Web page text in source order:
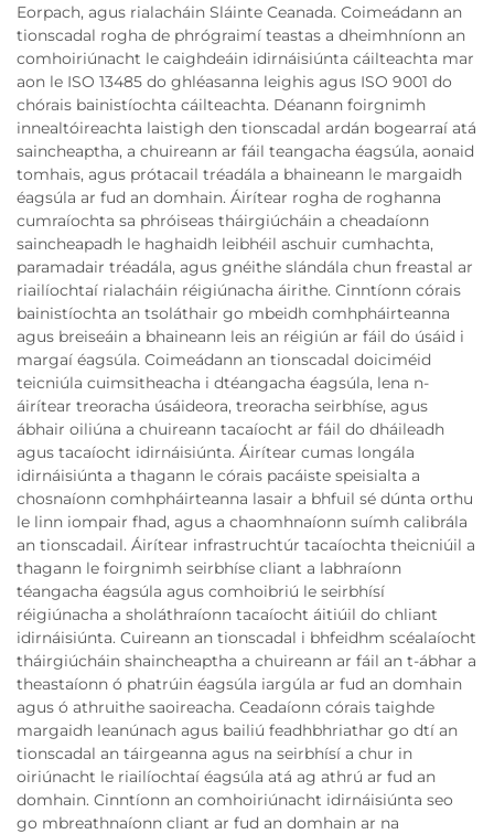
Eorpach, agus rialacháin Sláinte Ceanada. Coimeádann an
tionscadal rogha de phrógraimí teastas a dheimhníonn an
comhoiriúnacht le caighdeáin idirnáisiúnta cáilteachta mar
aon le ISO 13485 do ghléasanna leighis agus ISO 9001 do
chórais bainistíochta cáilteachta. Déanann foirgnimh
innealtóireachta laistigh den tionscadal ardán bogearraí atá
saincheaptha, a chuireann ar fáil teangacha éagsúla, aonaid
tomhais, agus prótacail tréadála a bhaineann le margaidh
éagsúla ar fud an domhain. Áirítear rogha de roghanna
cumraíochta sa phróiseas tháirgiúcháin a cheadaíonn
saincheapadh le haghaidh leibhéil aschuir cumhachta,
paramadair tréadála, agus gnéithe slándála chun freastal ar
riailíochtaí rialacháin réigiúnacha áirithe. Cinntíonn córais
bainistíochta an tsoláthair go mbeidh comhpháirteanna
agus breiseáin a bhaineann leis an réigiún ar fáil do úsáid i
margaí éagsúla. Coimeádann an tionscadal doiciméid
teicniúla cuimsitheacha i dtéangacha éagsúla, lena n-
áirítear treoracha úsáideora, treoracha seirbhíse, agus
ábhair oiliúna a chuireann tacaíocht ar fáil do dháileadh
agus tacaíocht idirnáisiúnta. Áirítear cumas longála
idirnáisiúnta a thagann le córais pacáiste speisialta a
chosnaíonn comhpháirteanna lasair a bhfuil sé dúnta orthu
le linn iompair fhad, agus a chaomhnaíonn suímh calibrála
an tionscadail. Áirítear infrastruchtúr tacaíochta theicniúil a
thagann le foirgnimh seirbhíse cliant a labhraíonn
téangacha éagsúla agus comhoibriú le seirbhísí
réigiúnacha a sholáthraíonn tacaíocht áitiúil do chliant
idirnáisiúnta. Cuireann an tionscadal i bhfeidhm scéalaíocht
tháirgiúcháin shaincheaptha a chuireann ar fáil an t-ábhar a
theastaíonn ó phatrúin éagsúla iargúla ar fud an domhain
agus ó athruithe saoireacha. Ceadaíonn córais taighde
margaidh leanúnach agus bailiú feadhbhriathar go dtí an
tionscadal an táirgeanna agus na seirbhísí a chur in
oiriúnacht le riailíochtaí éagsúla atá ag athrú ar fud an
domhain. Cinntíonn an comhoiriúnacht idirnáisiúnta seo
go mbreathnaíonn cliant ar fud an domhain ar na